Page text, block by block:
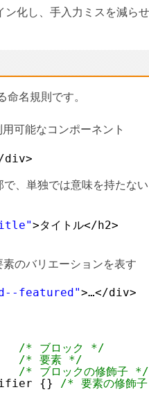
化し、手入力ミスを減らせ
命名規則です。
用可能なコンポーネント
div>
で、単独では意味を持たない
>タイトル</h2>
素のバリエーションを表す
featured">…</div>
/* ブロック */
/* 要素 */
/* ブロックの修飾子 */
{} /* 要素の修飾